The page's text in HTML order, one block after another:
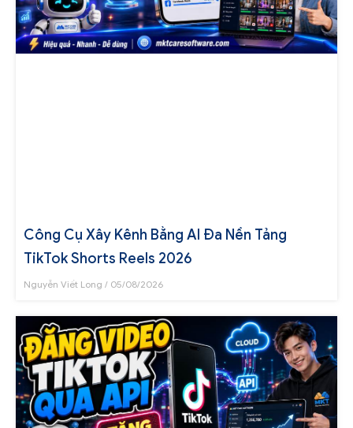
Công Cụ Xây Kênh Bằng AI Đa Nền Tảng
TikTok Shorts Reels 2026
Nguyễn Viết Long 05/08/2026